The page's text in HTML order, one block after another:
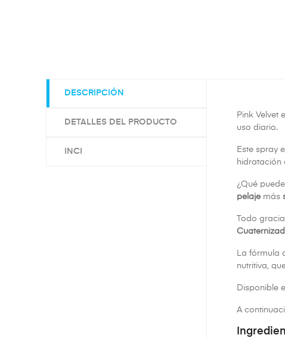
DESCRIPCIÓN
DETALLES DEL PRODUCTO
INCI
Pink Velvet
uso diario.
Este spray
hidratación
¿Qué
pelajemás
Todo
La fórmula
nutritiva,
Disponible
A